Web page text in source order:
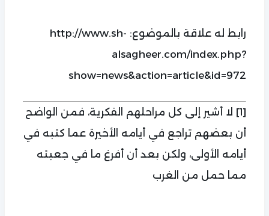
رابط له علاقة بالموضوع: http://www.sh-
alsagheer.com/index.php?
show=news&action=article&id=972
[1]
لا أشير إلى كل مراحلهم الفكرية، فمن الواضح
أن بعضهم تراجع في أيامه الأخيرة عما كتبه في
أيامه الأولى، ولكن بعد أن أفرغ ما في جعبته
مما حمل من الغرب